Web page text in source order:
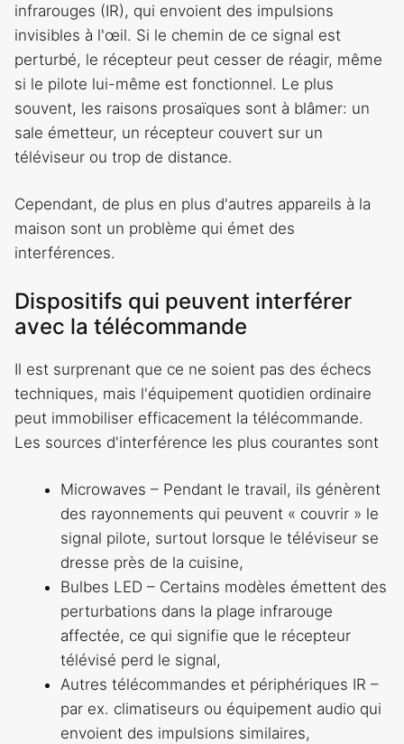
infrarouges (IR), qui envoient des impulsions
invisibles à l'œil. Si le chemin de ce signal est
perturbé, le récepteur peut cesser de réagir, même
si le pilote lui-même est fonctionnel. Le plus
souvent, les raisons prosaïques sont à blâmer: un
sale émetteur, un récepteur couvert sur un
téléviseur ou trop de distance.
Cependant, de plus en plus d'autres appareils à la
maison sont un problème qui émet des
interférences.
Dispositifs qui peuvent interférer
avec la télécommande
Il est surprenant que ce ne soient pas des échecs
techniques, mais l'équipement quotidien ordinaire
peut immobiliser efficacement la télécommande.
Les sources d'interférence les plus courantes sont
Microwaves – Pendant le travail, ils génèrent
des rayonnements qui peuvent « couvrir » le
signal pilote, surtout lorsque le téléviseur se
dresse près de la cuisine,
Bulbes LED – Certains modèles émettent des
perturbations dans la plage infrarouge
affectée, ce qui signifie que le récepteur
télévisé perd le signal,
Autres télécommandes et périphériques IR –
par ex. climatiseurs ou équipement audio qui
envoient des impulsions similaires,